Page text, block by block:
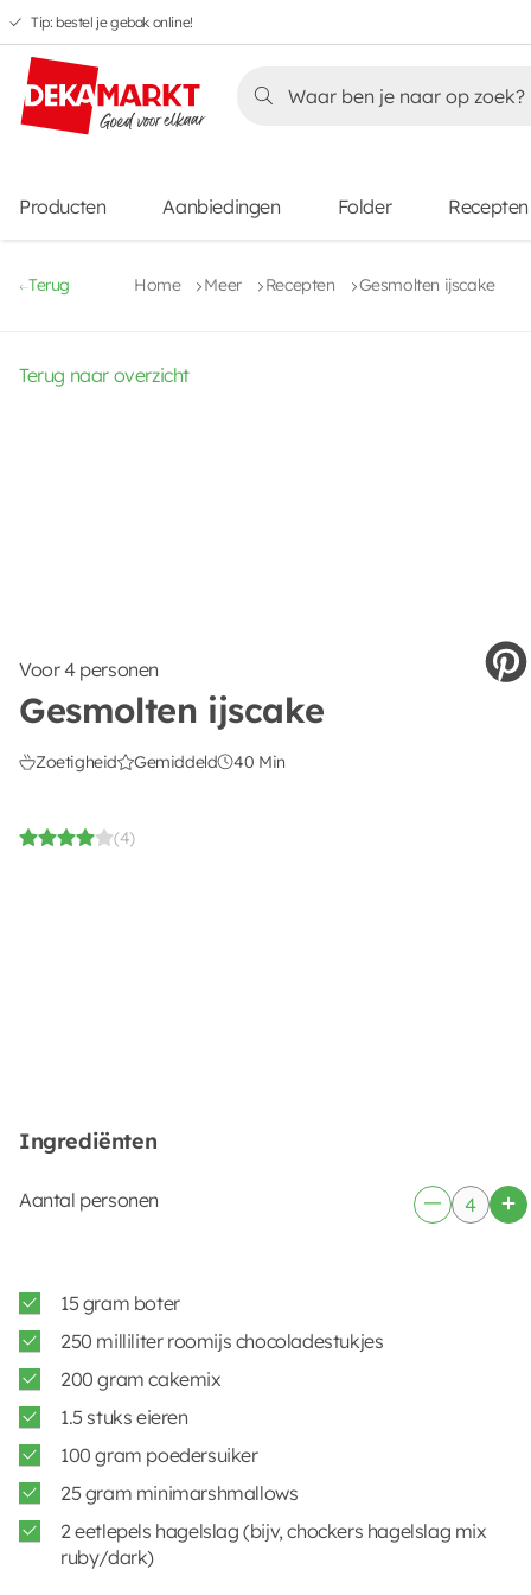
Overslaan
naar
hoofdnavigatie
Overslaan
naar
hoofdinhoud
Overslaan
naar
voettekstinhoud
Overslaan
naar
aanbiedingen
Tip: bestel je gebak online!
Producten Aanbiedingen Folder Recepten
Terug Home Meer Recepten Gesmolten ijscake
Terug naar overzicht
Voor 4 personen
Gesmolten ijscake
Zoetigheid Gemiddeld 40 Min
(4)
Ingrediënten
Aantal personen
15 gram boter
250 milliliter roomijs chocoladestukjes
200 gram cakemix
1.5 stuks eieren
100 gram poedersuiker
25 gram minimarshmallows
2 eetlepels hagelslag (bijv, chockers hagelslag mix
ruby/dark)